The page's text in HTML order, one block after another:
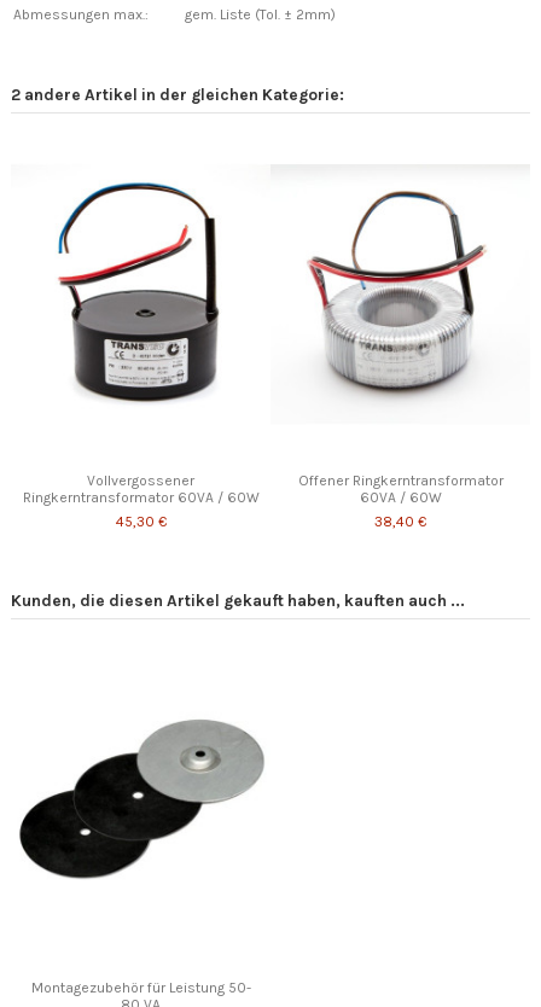
Abmessungen max.:
gem. Liste (Tol. ± 2mm)
2 andere Artikel in der gleichen Kategorie:
Vollvergossener
Ringkerntransformator 60VA / 60W
45,30 €
Offener Ringkerntransformator
60VA / 60W
38,40 €
Kunden, die diesen Artikel gekauft haben, kauften auch ...
Montagezubehör für Leistung 50-